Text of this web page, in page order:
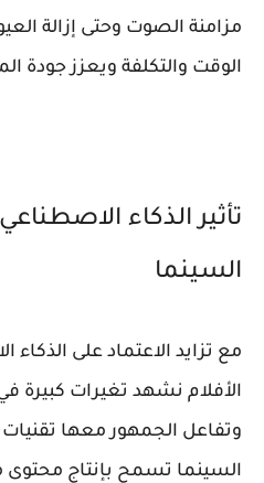
مزامنة الصوت وحتى إزالة
الوقت والتكلفة ويعزز جودة
تأثير الذكاء
السينما
مع تزايد الاعتماد على
الأفلام نشهد تغيرات كبيرة
وتفاعل الجمهور معها
السينما تسمح بإنتاج